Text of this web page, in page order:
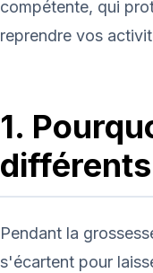
compétente, qui
reprendre vos
1.
Pendant la
s'écartent pour